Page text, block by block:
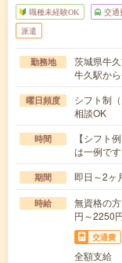
職種未経験OK 交通
派遣
勤務地
茨城県牛
牛久駅か
曜日頻度
シフト制
相談OK
時間
【シフト
は一例で
期間 即日～2ヶ
時給
無資格の
円～2250
交通費
全額支給